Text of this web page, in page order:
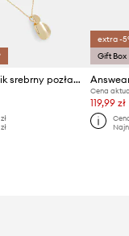
Answear.LAB naszyjnik srebrny pozłacany
extra -
Gift Box
Cena
119,99 zł